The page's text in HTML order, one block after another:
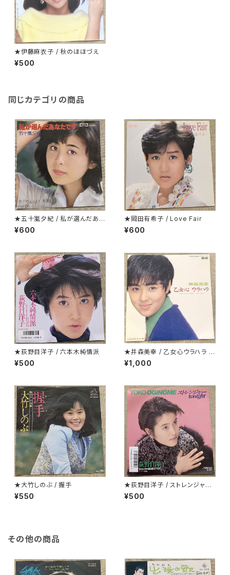
★伊藤麻衣子 / 秋のほほづえ
¥500
同じカテゴリの商品
★五十嵐夕紀 / 私が選んだあな
たです
¥600
★岡田有希子 / Love Fair
¥600
★荻野目洋子 / 六本木純情派
¥500
★井森美幸 / 乙女心ウラハラ プ
ロモ
¥1,000
★大竹しのぶ / 握手
¥550
★荻野目洋子 / ストレンジャーt
onight
¥500
その他の商品